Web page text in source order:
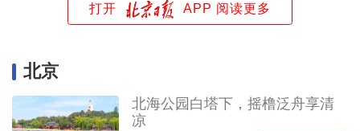
打开 APP 阅读更多
北京
北海公园白塔下，摇橹泛舟享清
凉